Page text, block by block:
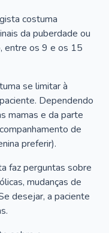
costuma
da puberdade ou
entre os 9 e os 15
se limitar à
Dependendo
mamas e da parte
de
preferir).
faz perguntas sobre
mudanças de
desejar, a paciente